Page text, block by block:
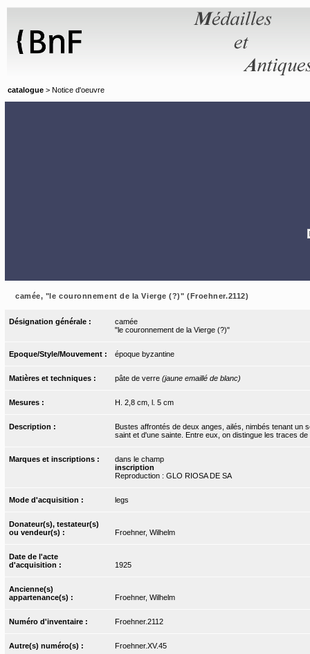
catalogue > Notice d'oeuvre
camée, "le couronnement de la Vierge (?)" (Froehner.2112)
Désignation générale :
camée
"le couronnement de la Vierge (?)"
Epoque/Style/Mouvement : époque byzantine
Matières et techniques : pâte de verre (jaune emaillé de blanc)
Mesures : H. 2,8 cm, l. 5 cm
Description :
Bustes affrontés de deux anges, ailés, nimbés tenant un
saint et d'une sainte. Entre eux, on distingue les traces
Marques et inscriptions :
dans le champ
inscription
Reproduction : GLO RIOSA DE SA
Mode d'acquisition : legs
Donateur(s), testateur(s)
ou vendeur(s) :
Froehner, Wilhelm
Date de l'acte
d'acquisition :
1925
Ancienne(s)
appartenance(s) :
Froehner, Wilhelm
Numéro d'inventaire : Froehner.2112
Autre(s) numéro(s) : Froehner.XV.45